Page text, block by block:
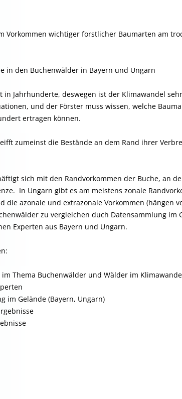
Vorkommen wichtiger forstlicher Baumarten am
in den Buchenwälder in Bayern und Ungarn
in Jahrhunderte, deswegen ist der Klimawandel
und der Förster muss wissen, welche
ertragen können.
zumeinst die Bestände an dem Rand ihrer
sich mit den Randvorkommen der Buche, an
In Ungarn gibt es am meistens zonale
die azonale und extrazonale Vorkommen (hängen
zu vergleichen duch Datensammlung im
Experten aus Bayern und Ungarn.
Thema Buchenwälder und Wälder im
im Gelände (Bayern, Ungarn)